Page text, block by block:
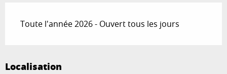
Toute l'année 2026 - Ouvert tous les jours
Localisation